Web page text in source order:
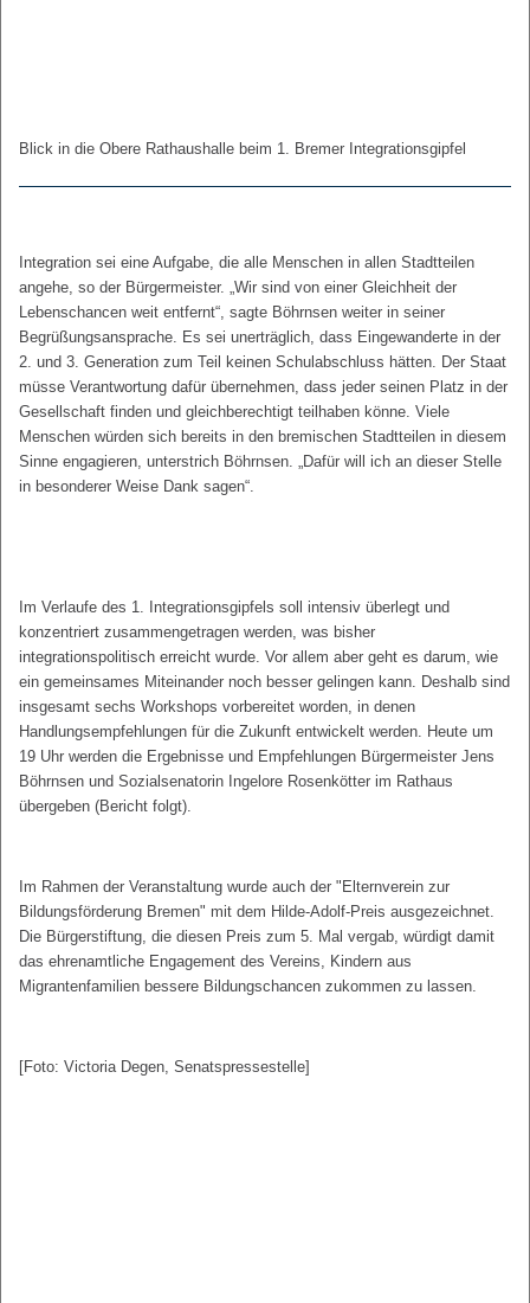
Blick in die Obere Rathaushalle beim 1. Bremer Integrationsgipfel
Integration sei eine Aufgabe, die alle Menschen in allen Stadtteilen
angehe, so der Bürgermeister. „Wir sind von einer Gleichheit der
Lebenschancen weit entfernt“, sagte Böhrnsen weiter in seiner
Begrüßungsansprache. Es sei unerträglich, dass Eingewanderte in der
2. und 3. Generation zum Teil keinen Schulabschluss hätten. Der Staat
müsse Verantwortung dafür übernehmen, dass jeder seinen Platz in der
Gesellschaft finden und gleichberechtigt teilhaben könne. Viele
Menschen würden sich bereits in den bremischen Stadtteilen in diesem
Sinne engagieren, unterstrich Böhrnsen. „Dafür will ich an dieser Stelle
in besonderer Weise Dank sagen“.
Im Verlaufe des 1. Integrationsgipfels soll intensiv überlegt und
konzentriert zusammengetragen werden, was bisher
integrationspolitisch erreicht wurde. Vor allem aber geht es darum, wie
ein gemeinsames Miteinander noch besser gelingen kann. Deshalb sind
insgesamt sechs Workshops vorbereitet worden, in denen
Handlungsempfehlungen für die Zukunft entwickelt werden. Heute um
19 Uhr werden die Ergebnisse und Empfehlungen Bürgermeister Jens
Böhrnsen und Sozialsenatorin Ingelore Rosenkötter im Rathaus
übergeben (Bericht folgt).
Im Rahmen der Veranstaltung wurde auch der "Elternverein zur
Bildungsförderung Bremen" mit dem Hilde-Adolf-Preis ausgezeichnet.
Die Bürgerstiftung, die diesen Preis zum 5. Mal vergab, würdigt damit
das ehrenamtliche Engagement des Vereins, Kindern aus
Migrantenfamilien bessere Bildungschancen zukommen zu lassen.
[Foto: Victoria Degen, Senatspressestelle]